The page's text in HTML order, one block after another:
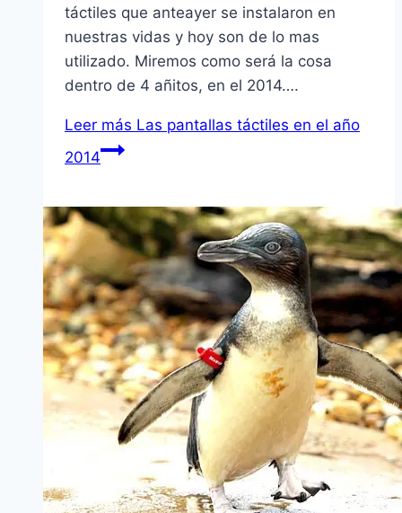
táctiles que anteayer se instalaron en
nuestras vidas y hoy son de lo mas
utilizado. Miremos como será la cosa
dentro de 4 añitos, en el 2014….
Leer más Las pantallas táctiles en el año
2014